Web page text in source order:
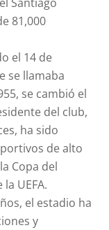
81,000
el 14 de
se llamaba
se cambió el
del club,
ha sido
de alto
Copa del
UEFA.
el estadio ha
y